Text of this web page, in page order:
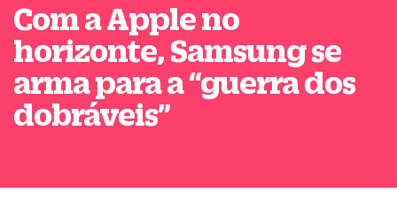
Com a Apple no
horizonte, Samsung se
arma para a“guerra dos
dobráveis”